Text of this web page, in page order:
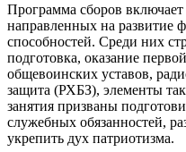
Программа сборов
направленных на развитие
способностей. Среди них
подготовка, оказание
общевоинских уставов,
защита (РХБЗ), элементы
занятия призваны
служебных обязанностей,
укрепить дух патриотизма.